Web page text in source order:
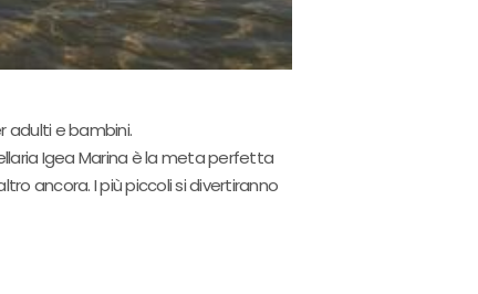
adulti e bambini.
Igea Marina è la meta perfetta
ancora. I più piccoli si divertiranno